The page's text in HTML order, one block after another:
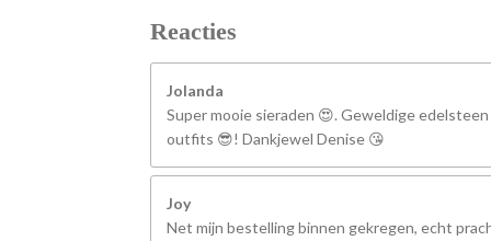
Reacties
Jolanda
Super mooie sieraden 😍. Geweldige
outfits 😎! Dankjewel Denise 😘
Joy
Net mijn bestelling binnen gekregen, echt